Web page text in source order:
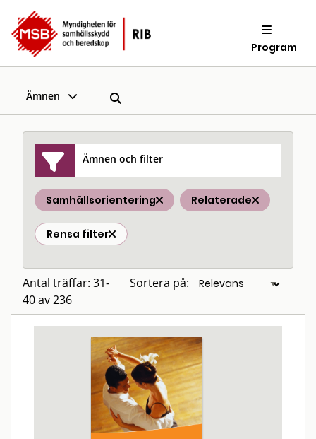
Program
Ämnen
Ämnen och filter
Samhällsorientering Relaterade
Rensa filter
Antal träffar: 31-
40 av 236
Sortera på: